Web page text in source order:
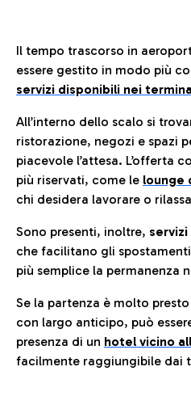
Il tempo trascorso in
essere gestito in modo più
servizi disponibili nei
All’interno dello scalo si
ristorazione, negozi e spazi
piacevole l’attesa. L’offerta
più riservati, come le lounge
chi desidera lavorare o
Sono presenti, inoltre,
che facilitano gli
più semplice la permanenza
Se la partenza è molto
con largo anticipo, può
presenza di un hotel vicino
facilmente raggiungibile dai